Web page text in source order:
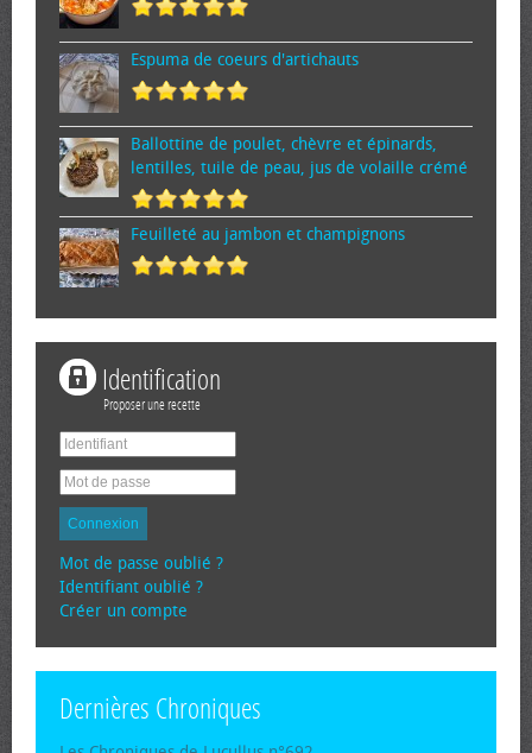
Espuma de cœurs d'artichauts
Ballottine de poulet, chèvre et épinards,
lentilles, tuile de peau, jus de volaille crémé
Feuilleté au jambon et champignons
Identification
Proposer une recette
Connexion
Mot de passe oublié ?
Identifiant oublié ?
Créer un compte
Dernières Chroniques